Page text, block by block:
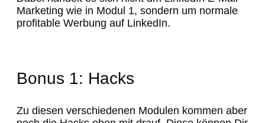
Marketing wie in Modul 1, sondern um normale
profitable Werbung auf LinkedIn.
Bonus 1: Hacks
Zu diesen verschiedenen Modulen kommen aber